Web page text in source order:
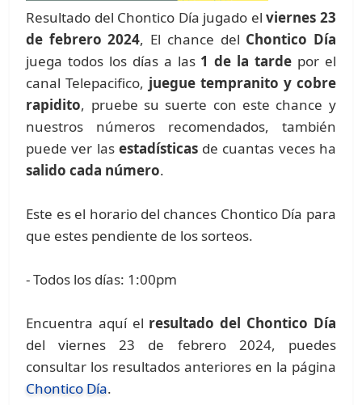
Resultado del Chontico Día jugado elviernes 23
de febrero 2024, El chance del Chontico Día
juega todos los días a las 1 de la tarde por el
canal Telepacifico, juegue tempranito y cobre
rapidito, pruebe su suerte con este chance y
nuestros números recomendados, también
puede ver las estadísticasde cuantas veces ha
salido cada número.
Este es el horario del chances Chontico Día para
que estes pendiente de los sorteos.
- Todos los días: 1:00pm
Encuentra aquí el resultado del Chontico Día
del viernes 23 de febrero 2024, puedes
consultar los resultados anteriores en la página
Chontico Día.